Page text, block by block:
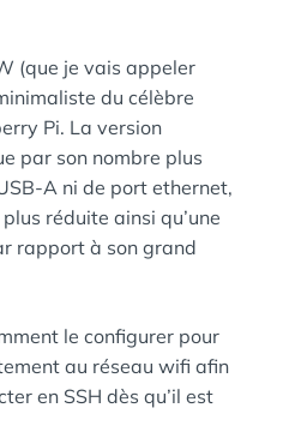
(que je vais appeler
du célèbre
Pi. La version
par son nombre plus
A ni de port ethernet,
réduite ainsi qu’une
rapport à son grand
le configurer pour
au réseau wifi afin
en SSH dès qu’il est